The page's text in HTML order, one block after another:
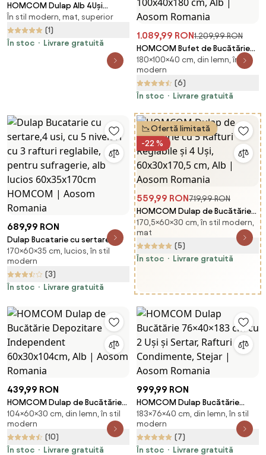
HOMCOM Dulap Alb 4Uși
Reglabil | Aosom Romania
În stil modern, mat, superior
(1)
În stoc
Livrare gratuită
1.089,99 RON1.209,99 RON
HOMCOM Bufet de Bucătărie
cu Sertare, Rafturi Deschise și
Rafturi Reglabile din Lemn MDF,
100x40x180 cm, Alb | Aosom
Romania
180×100×40 cm, din lemn, în stil
modern
(6)
În stoc
Livrare gratuită
689,99 RON
Dulap Bucatarie cu sertare,4
usi, cu 5 niveluri cu 3 rafturi
reglabile, pentru sufragerie, alb
lucios 60x35x170cm HOMCOM |
Aosom Romania
170×60×35 cm, lucios, în stil
modern
(3)
În stoc
Livrare gratuită
Ofertă limitată
-22 %
559,99 RON719,99 RON
HOMCOM Dulap de Bucătărie
cu 5 Rafturi Reglabile și 4 Uși,
60x30x170,5 cm, Alb | Aosom
Romania
170,5×60×30 cm, în stil modern,
mat
(5)
În stoc
Livrare gratuită
439,99 RON
HOMCOM Dulap de Bucătărie
Depozitare Independent
60x30x104cm, Alb | Aosom
Romania
104×60×30 cm, din lemn, în stil
modern
(10)
În stoc
Livrare gratuită
999,99 RON
HOMCOM Dulap Bucătărie
76×40×183 cm cu 2 Uși și Sertar,
Rafturi Condimente, Stejar |
Aosom Romania
183×76×40 cm, din lemn, în stil
modern
(7)
În stoc
Livrare gratuită